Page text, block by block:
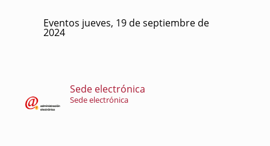
Eventos jueves, 19 de septiembre de
2024
Sede electrónica
Sede electrónica